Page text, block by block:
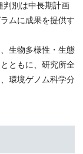
判別は中長期計画
ムに成果を提供す
生物多様性・生態
ともに、研究所全
環境ゲノム科学分